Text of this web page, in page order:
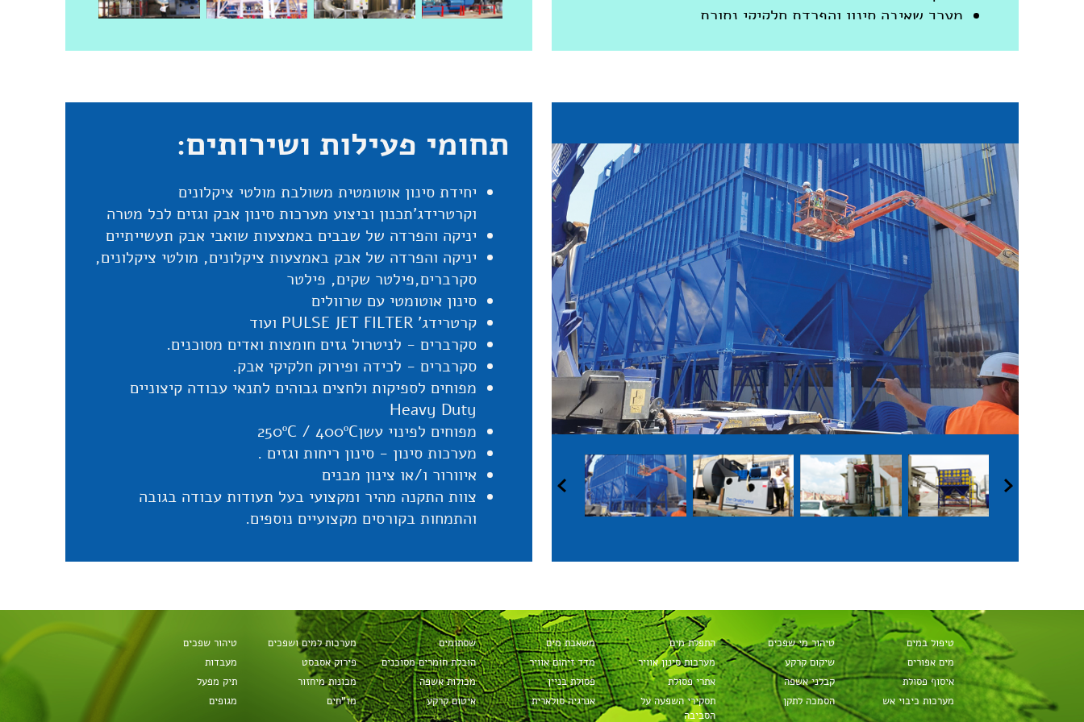
מערך שאיבה סינון והפרדת חלקיקי נסורת
סקרבר לשאיבה וסינון גזים
מערכות נידוף למטבחים ולמפעלים
מערך סינון אבסולוטי לגזים רעילים
מערך אוטומטי לשאיבה ופינוי פסולת נייר
מערך שאיבה ולכידת פסולת נייר כולל השתקה
תכנון ויצור תאי צבע רטובים, יבשים ותאי ייבוש.
מפוחים צנטריפוגליים בכל הגדלים
מפוחים רדיאליים לשינוע חומרים שונים
מפוחים לפינוי עשן
יחידות לשאיבה ולסינון של אבק –סקרברים
מערכות יבשות לסינון עשן
חלקי חילוף למערכות סינון
תחומי פעילות ושירותים:
יחידת סינון אוטומטית משולבת מולטי ציקלונים
וקרטרידג’תכנון וביצוע מערכות סינון אבק וגזים לכל מטרה
יניקה והפרדה של שבבים באמצעות שואבי אבק תעשייתיים
יניקה והפרדה של אבק באמצעות ציקלונים, מולטי ציקלונים,
סקרברים,פילטר שקים, פילטר
סינון אוטומטי עם שרוולים
קרטרידג' PULSE JET FILTER ועוד
סקרברים - לניטרול גזים חומצות ואדים מסוכנים.
סקרברים - לכידה ופירוק חלקיקי אבק.
מפוחים לספיקות ולחצים גבוהים לתנאי עבודה קיצוניים
Heavy Duty
מפוחים לפינוי עשן250ºC / 400ºC
מערכות סינון - סינון ריחות וגזים .
איוורור ו/או צינון מבנים
צוות התקנה מהיר ומקצועי בעל תעודות עבודה בגובה
והתמחות בקורסים מקצועיים נוספים.
ייעוץ מקצועי חינם
טיפול במים טיהור מי שפכים התפלת מים משאבת מים שסתומים מערכות למים ושפכים
טיהור שפכים
מים אפורים
שיקום קרקע מערכות סינון אוויר מדד זיהום אוויר הובלת חומרים מסוכנים פירוק אסבסט
מעבדות
איסוף פסולת
קבלני אשפה אתרי פסולת פסולת בניין מכולות אשפה מכונות מיחזור
תיק מפעל
מערכות כיבוי אש
הסמכה לתקן
תסקירי השפעה על
הסביבה
אנרגיה סולארית איטום קרקע מז"חים מגופים